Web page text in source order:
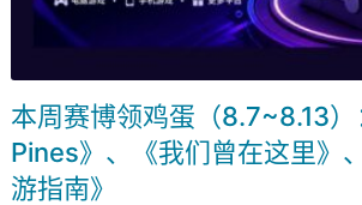
本周赛博领鸡蛋（8.7~8.13
Pines》、《我们曾在这里》
游指南》